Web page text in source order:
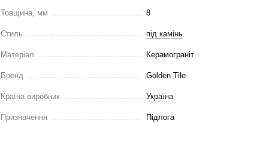
Товщина, мм 8
Стиль під камінь
Матеріал Керамограніт
Бренд Golden Tile
Країна виробник Україна
Призначення Підлога